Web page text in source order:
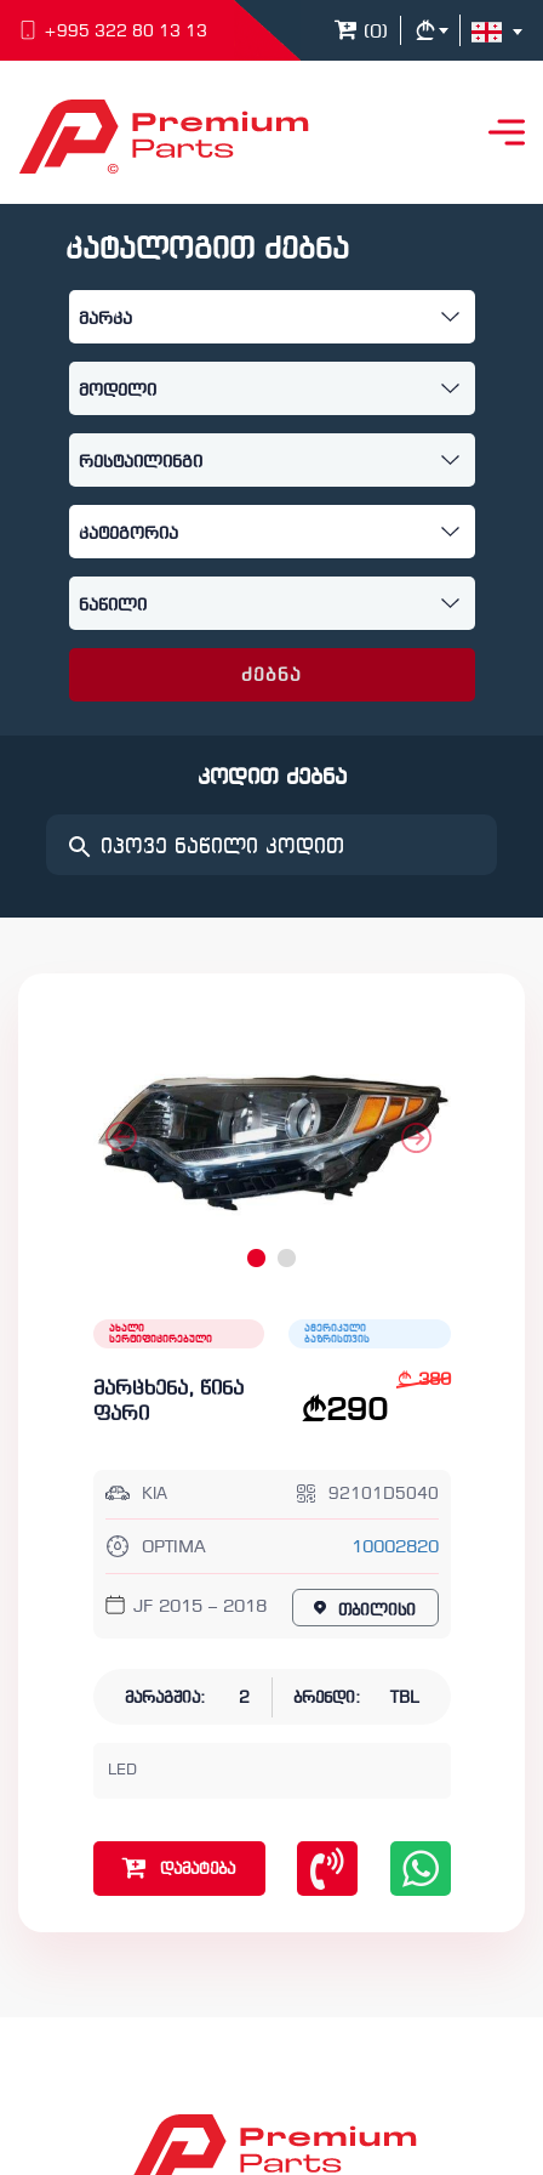
+995 322 80 13 13 (0)
კატალოგით ძებნა
ძებნა
კოდით ძებნა
ახალი
სერტიფიცირებული
ამერიკული
ბაზრისთვის
მარცხენა, წინა
ფარი
290
380
KIA 92101D5040
OPTIMA 10002820
JF 2015 – 2018 თბილისი
მარაგშია: 2 ბრენდი: TBL
LED
დამატება